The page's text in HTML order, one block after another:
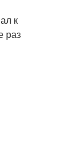
к
раз